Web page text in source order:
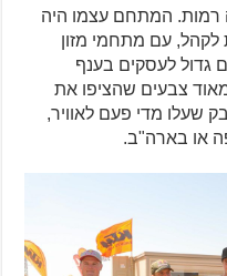
המתחם עצמו היה
לקהל, עם מתחמי מזון
גדול לעסקים בענף
צבעים שהציפו את
שעלו מדי פעם לאוויר,
או בארה"ב.